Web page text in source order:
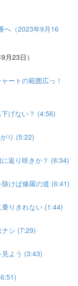
（2023年9月16
23日）
ートの範囲広っ！
げない？ (4:56)
り (5:22)
返り咲きか？ (8:34)
けば修羅の道 (6:41)
りきれない (1:44)
シ (7:29)
よう (3:43)